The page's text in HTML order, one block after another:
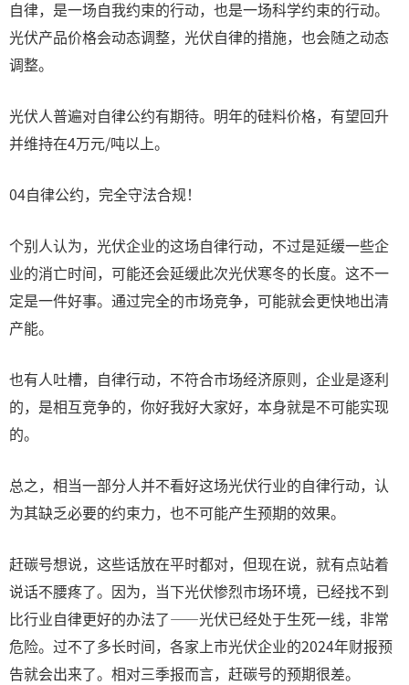
自律，是一场自我约束的行动，也是一场科学约束的行动。
光伏产品价格会动态调整，光伏自律的措施，也会随之动态
调整。
光伏人普遍对自律公约有期待。明年的硅料价格，有望回升
并维持在4万元/吨以上。
04自律公约，完全守法合规！
个别人认为，光伏企业的这场自律行动，不过是延缓一些企
业的消亡时间，可能还会延缓此次光伏寒冬的长度。这不一
定是一件好事。通过完全的市场竞争，可能就会更快地出清
产能。
也有人吐槽，自律行动，不符合市场经济原则，企业是逐利
的，是相互竞争的，你好我好大家好，本身就是不可能实现
的。
总之，相当一部分人并不看好这场光伏行业的自律行动，认
为其缺乏必要的约束力，也不可能产生预期的效果。
赶碳号想说，这些话放在平时都对，但现在说，就有点站着
说话不腰疼了。因为，当下光伏惨烈市场环境，已经找不到
比行业自律更好的办法了——光伏已经处于生死一线，非常
危险。过不了多长时间，各家上市光伏企业的2024年财报预
告就会出来了。相对三季报而言，赶碳号的预期很差。